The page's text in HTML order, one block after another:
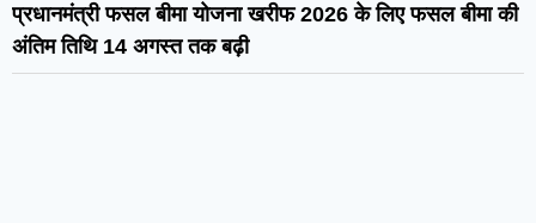
प्रधानमंत्री फसल बीमा योजना खरीफ 2026 के लिए फसल बीमा की
अंतिम तिथि 14 अगस्त तक बढ़ी